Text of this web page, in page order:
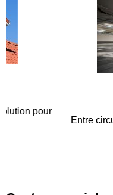
Entre circulation,